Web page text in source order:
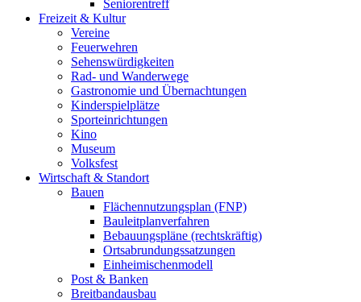
Seniorentreff
Freizeit & Kultur
Vereine
Feuerwehren
Sehenswürdigkeiten
Rad- und Wanderwege
Gastronomie und Übernachtungen
Kinderspielplätze
Sporteinrichtungen
Kino
Museum
Volksfest
Wirtschaft & Standort
Bauen
Flächennutzungsplan (FNP)
Bauleitplanverfahren
Bebauungspläne (rechtskräftig)
Ortsabrundungssatzungen
Einheimischenmodell
Post & Banken
Breitbandausbau